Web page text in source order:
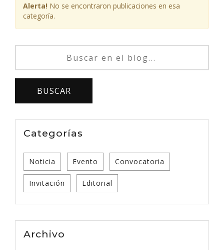
Alerta! No se encontraron publicaciones en esa
categoría.
Categorías
Noticia Evento Convocatoria
Invitación Editorial
Archivo